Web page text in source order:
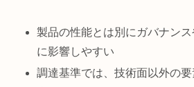
製品の性能とは別にガバナン
に影響しやすい
調達基準では、技術面以外の